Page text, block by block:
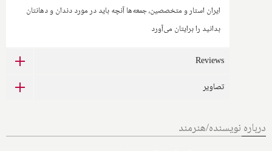
ایران استار و متخصصین، جمعه‌ها آنچه باید در مورد دندان و دهانتان
بدانید را برایتان می‌آورد
Reviews
تصاویر
درباره نویسنده/هنرمند